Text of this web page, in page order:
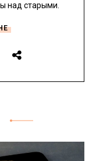
над старыми.